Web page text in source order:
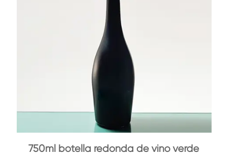
750ml botella redonda de vino verde